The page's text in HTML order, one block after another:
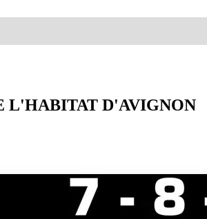
L'HABITAT D'AVIGNON